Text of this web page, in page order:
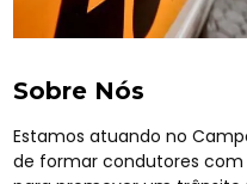
Sobre Nós
Estamos atuando no
de formar condutores com